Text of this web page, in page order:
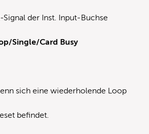
Signal der Inst. Input-Buchse
Single/Card Busy
sich eine wiederholende Loop
befindet.